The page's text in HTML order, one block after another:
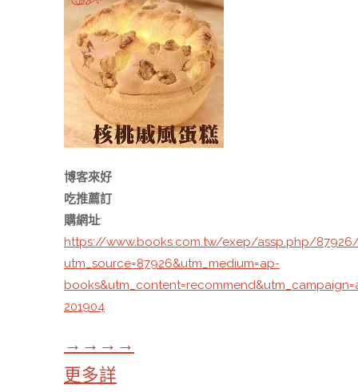
博客來好
吃推薦訂
購網址:
https://www.books.com.tw/exep/assp.php/
utm_source=87926&utm_medium=ap-
201904
→→→→
更多詳